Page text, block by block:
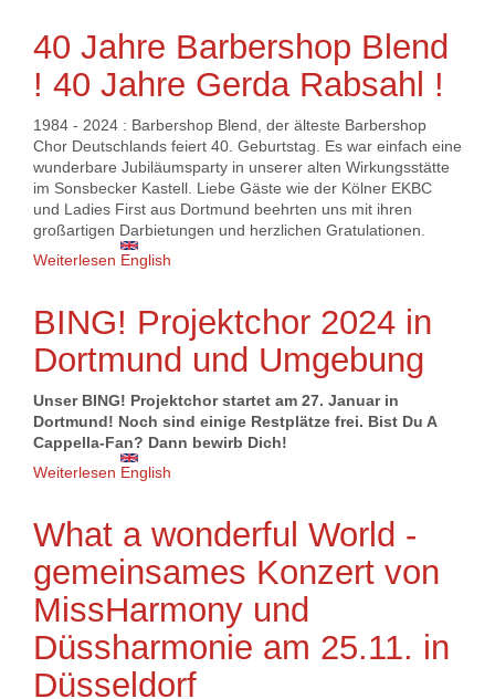
40 Jahre Barbershop Blend
! 40 Jahre Gerda Rabsahl !
1984 - 2024 : Barbershop Blend, der älteste Barbershop
Chor Deutschlands feiert 40. Geburtstag. Es war einfach eine
wunderbare Jubiläumsparty in unserer alten Wirkungsstätte
im Sonsbecker Kastell. Liebe Gäste wie der Kölner EKBC
und Ladies First aus Dortmund beehrten uns mit ihren
großartigen Darbietungen und herzlichen Gratulationen.
Weiterlesen über 40 Jahre Barbershop Blend ! 40 Jahre Gerda
English
BING! Projektchor 2024 in
Dortmund und Umgebung
Unser BING! Projektchor startet am 27. Januar in
Dortmund! Noch sind einige Restplätze frei. Bist Du A
Cappella-Fan? Dann bewirb Dich!
Weiterlesen über BING! Projektchor 2024 in Dortmund und
English
What a wonderful World -
gemeinsames Konzert von
MissHarmony und
Düssharmonie am 25.11. in
Düsseldorf